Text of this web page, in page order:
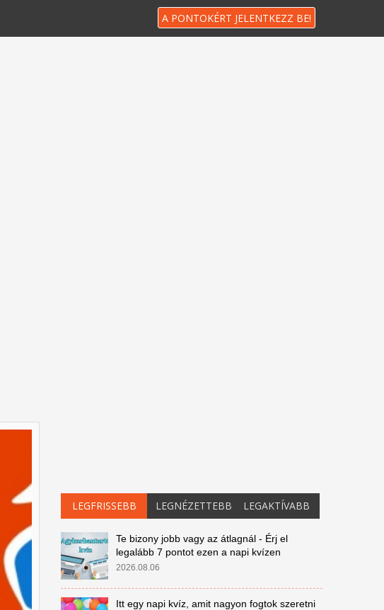
A PONTOKÉRT JELENTKEZZ BE!
LEGFRISSEBB LEGNÉZETTEBB LEGAKTÍVABB
Te bizony jobb vagy az átlagnál - Érj el
legalább 7 pontot ezen a napi kvízen
2026.08.06
Itt egy napi kvíz, amit nagyon fogtok szeretni